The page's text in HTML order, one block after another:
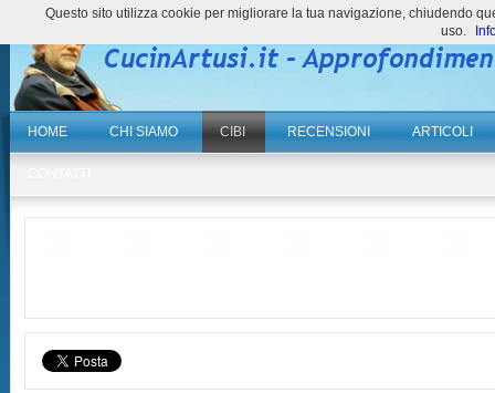
HOME CHI SIAMO CIBI RECENSIONI ARTICOLI
Questo sito utilizza cookie per migliorare la tua navigazione, chiudendo
uso.